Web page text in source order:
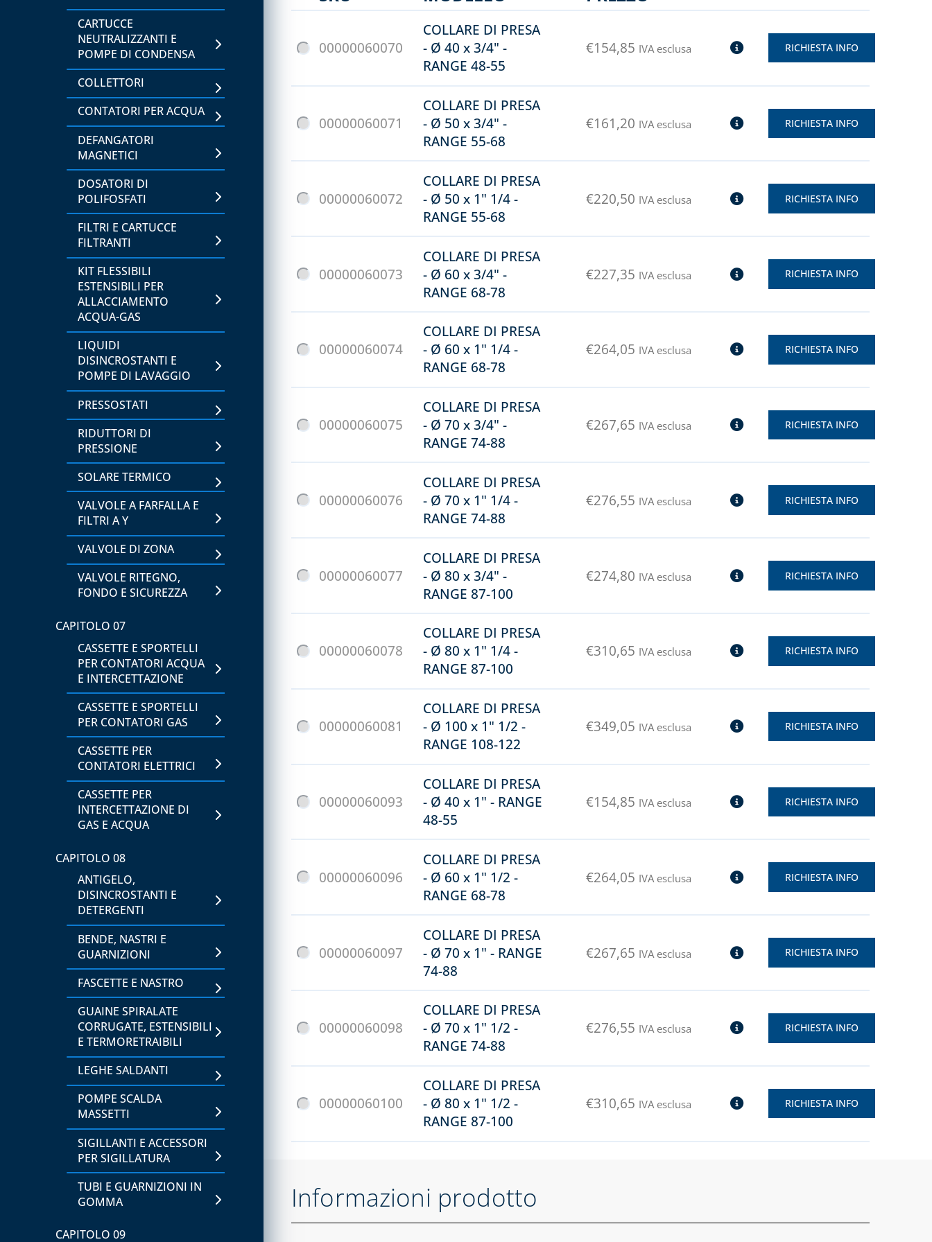
TEMPERATURA E
UMIDITÀ
CAPITOLO 06
LAVAGGIO E
IGIENIZZAZIONE
IMPIANTI
CAPITOLO 07
ACCESSORI PER
BOMBOLE GAS
BOMBOLE E GAS
REFRIGERANTE
BOMBOLE VUOTE E
ACCESSORI
CAPITOLO 08
RACCORDERIA IN RAME E
OTTONE
TUBI DI RAME, IN ROTOLI
O VERGHE
CAPITOLO 09
STAFFE
CAPITOLO 10
SUPPORTI E PROTEZIONI
CAPITOLO 11
CLIMA COVER
ACCESSORI PER IL
COMPLETAMENTO
CAPITOLO 12
ACCESSORI UNIVERSALI
PER CANALINE
CANALINA AFRIKA E
ACCESSORI
CANALINA ART-ECO AD
ACCESSORI
CANALINA VENERE E
ACCESSORI
ACCESSORI
CAPITOLO 13
ACCESSORI PER SCARICO
CONDENSA
CAPITOLO 14
BARRIERE D'ARIA,
RICAMBI E ACCESSORI
SISTEMA VMC, ASSOLO E
ACCESSORI
SISTEMI DI
VENTILAZIONE E
TRATTAMENTO
DELL'ARIA
CARTUCCE
NEUTRALIZZANTI E
POMPE DI CONDENSA
COLLETTORI
CONTATORI PER ACQUA
DEFANGATORI
MAGNETICI
DOSATORI DI
POLIFOSFATI
FILTRI E CARTUCCE
FILTRANTI
KIT FLESSIBILI
ESTENSIBILI PER
ALLACCIAMENTO
ACQUA-GAS
LIQUIDI
DISINCROSTANTI E
POMPE DI LAVAGGIO
PRESSOSTATI
RIDUTTORI DI
PRESSIONE
SOLARE TERMICO
VALVOLE A FARFALLA E
FILTRI A Y
VALVOLE DI ZONA
VALVOLE RITEGNO,
FONDO E SICUREZZA
CAPITOLO 07
CASSETTE E SPORTELLI
PER CONTATORI ACQUA
E INTERCETTAZIONE
CASSETTE E SPORTELLI
PER CONTATORI GAS
CASSETTE PER
CONTATORI ELETTRICI
CASSETTE PER
INTERCETTAZIONE DI
GAS E ACQUA
CAPITOLO 08
ANTIGELO,
DISINCROSTANTI E
DETERGENTI
BENDE, NASTRI E
GUARNIZIONI
FASCETTE E NASTRO
GUAINE SPIRALATE
CORRUGATE, ESTENSIBILI
E TERMORETRAIBILI
LEGHE SALDANTI
POMPE SCALDA
MASSETTI
SIGILLANTI E ACCESSORI
PER SIGILLATURA
TUBI E GUARNIZIONI IN
GOMMA
CAPITOLO 09
00000060070
COLLARE DI PRESA
- Ø 40 x 3/4" -
RANGE 48-55
€154,85 IVA esclusa RICHIESTA INFO
00000060071
COLLARE DI PRESA
- Ø 50 x 3/4" -
RANGE 55-68
€161,20 IVA esclusa RICHIESTA INFO
00000060072
COLLARE DI PRESA
- Ø 50 x 1" 1/4 -
RANGE 55-68
€220,50 IVA esclusa RICHIESTA INFO
00000060073
COLLARE DI PRESA
- Ø 60 x 3/4" -
RANGE 68-78
€227,35 IVA esclusa RICHIESTA INFO
00000060074
COLLARE DI PRESA
- Ø 60 x 1" 1/4 -
RANGE 68-78
€264,05 IVA esclusa RICHIESTA INFO
00000060075
COLLARE DI PRESA
- Ø 70 x 3/4" -
RANGE 74-88
€267,65 IVA esclusa RICHIESTA INFO
00000060076
COLLARE DI PRESA
- Ø 70 x 1" 1/4 -
RANGE 74-88
€276,55 IVA esclusa RICHIESTA INFO
00000060077
COLLARE DI PRESA
- Ø 80 x 3/4" -
RANGE 87-100
€274,80 IVA esclusa RICHIESTA INFO
00000060078
COLLARE DI PRESA
- Ø 80 x 1" 1/4 -
RANGE 87-100
€310,65 IVA esclusa RICHIESTA INFO
00000060081
COLLARE DI PRESA
- Ø 100 x 1" 1/2 -
RANGE 108-122
€349,05 IVA esclusa RICHIESTA INFO
00000060093
COLLARE DI PRESA
- Ø 40 x 1" - RANGE
48-55
€154,85 IVA esclusa RICHIESTA INFO
00000060096
COLLARE DI PRESA
- Ø 60 x 1" 1/2 -
RANGE 68-78
€264,05 IVA esclusa RICHIESTA INFO
00000060097
COLLARE DI PRESA
- Ø 70 x 1" - RANGE
74-88
€267,65 IVA esclusa RICHIESTA INFO
00000060098
COLLARE DI PRESA
- Ø 70 x 1" 1/2 -
RANGE 74-88
€276,55 IVA esclusa RICHIESTA INFO
00000060100
COLLARE DI PRESA
- Ø 80 x 1" 1/2 -
RANGE 87-100
€310,65 IVA esclusa RICHIESTA INFO
Informazioni prodotto